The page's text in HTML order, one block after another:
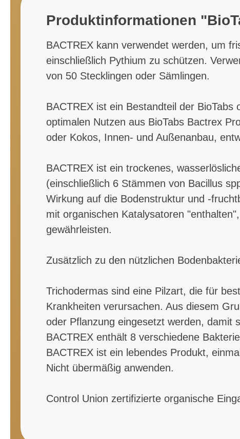
Produktinformationen
BACTREX kann verwendet werden, um
einschließlich Pythium zu schützen.
von 50 Stecklingen oder Sämlingen.
BACTREX ist ein Bestandteil der
optimalen Nutzen aus BioTabs Bactrex
oder Kokos, Innen- und Außenanbau,
BACTREX ist ein trockenes,
(einschließlich 6 Stämmen von Bacillus
Wirkung auf die Bodenstruktur und -
mit organischen Katalysatoren
gewährleisten.
Zusätzlich zu den nützlichen
Trichodermas sind eine Pilzart, die für
Krankheiten verursachen. Aus diesem
oder Pflanzung eingesetzt werden, damit
BACTREX enthält 8 verschiedene
BACTREX ist ein lebendes Produkt,
Nicht übermäßig anwenden.
Control Union zertifizierte organische